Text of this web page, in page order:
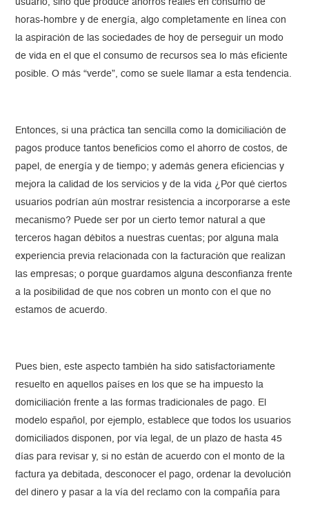
usuario, sino que produce ahorros reales en consumo de
horas-hombre y de energía, algo completamente en línea con
la aspiración de las sociedades de hoy de perseguir un modo
de vida en el que el consumo de recursos sea lo más eficiente
posible. O más “verde”, como se suele llamar a esta tendencia.
Entonces, si una práctica tan sencilla como la domiciliación de
pagos produce tantos beneficios como el ahorro de costos, de
papel, de energía y de tiempo; y además genera eficiencias y
mejora la calidad de los servicios y de la vida ¿Por qué ciertos
usuarios podrían aún mostrar resistencia a incorporarse a este
mecanismo? Puede ser por un cierto temor natural a que
terceros hagan débitos a nuestras cuentas; por alguna mala
experiencia previa relacionada con la facturación que realizan
las empresas; o porque guardamos alguna desconfianza frente
a la posibilidad de que nos cobren un monto con el que no
estamos de acuerdo.
Pues bien, este aspecto también ha sido satisfactoriamente
resuelto en aquellos países en los que se ha impuesto la
domiciliación frente a las formas tradicionales de pago. El
modelo español, por ejemplo, establece que todos los usuarios
domiciliados disponen, por vía legal, de un plazo de hasta 45
días para revisar y, si no están de acuerdo con el monto de la
factura ya debitada, desconocer el pago, ordenar la devolución
del dinero y pasar a la vía del reclamo con la compañía para